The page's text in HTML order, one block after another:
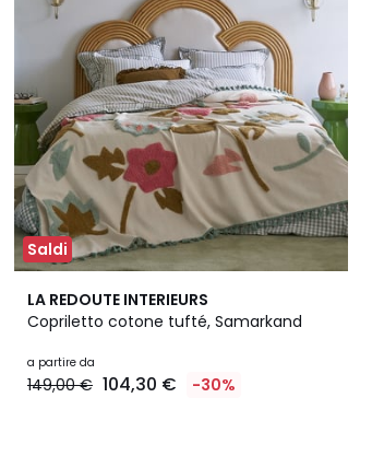
Saldi
LA REDOUTE INTERIEURS
Copriletto cotone tufté, Samarkand
a partire da
149,00 € 104,30 € -30%
3,4
/ 5